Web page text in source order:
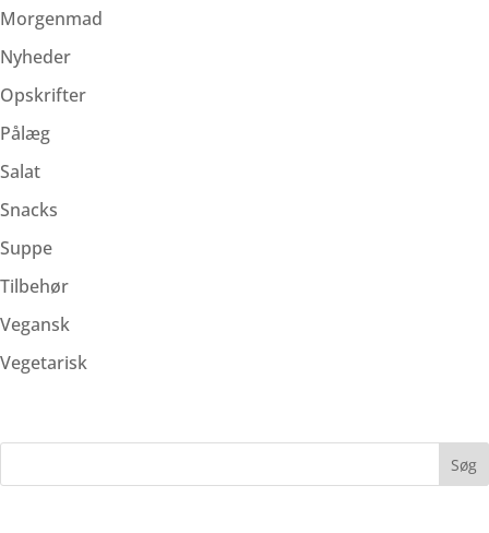
Morgenmad
Nyheder
Opskrifter
Pålæg
Salat
Snacks
Suppe
Tilbehør
Vegansk
Vegetarisk